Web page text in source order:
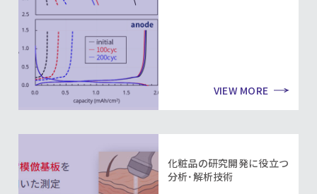
VIEW MORE
化粧品の研究開発に役立つ
分析･解析技術